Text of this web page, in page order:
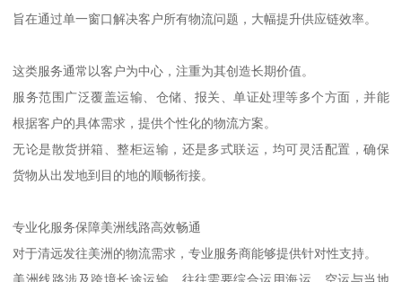
旨在通过单一窗口解决客户所有物流问题，大幅提升供应链效率。
这类服务通常以客户为中心，注重为其创造长期价值。
服务范围广泛覆盖运输、仓储、报关、单证处理等多个方面，并能
根据客户的具体需求，提供个性化的物流方案。
无论是散货拼箱、整柜运输，还是多式联运，均可灵活配置，确保
货物从出发地到目的地的顺畅衔接。
专业化服务保障美洲线路高效畅通
对于清远发往美洲的物流需求，专业服务商能够提供针对性支持。
美洲线路涉及跨境长途运输，往往需要综合运用海运、空运与当地